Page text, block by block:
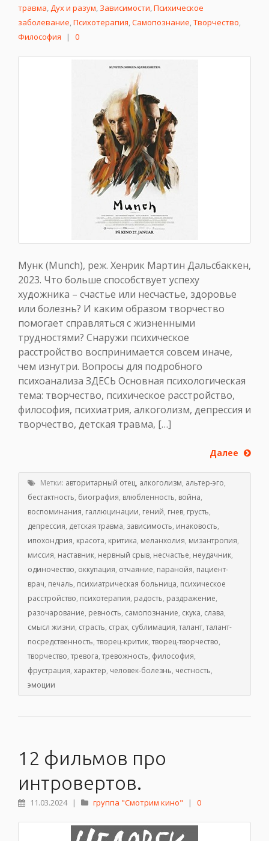
травма,Дух и разум, Зависимости,Психическое
заболевание,Психотерапия,Самопознание,Творчество,
Философия
| 0
Мунк (Munch), реж. Хенрик Мартин Дальсбаккен,
2023. Что больше способствует успеху
художника – счастье или несчастье, здоровье
или болезнь? И каким образом творчество
помогает справляться с жизненными
трудностями? Снаружи психическое
расстройство воспринимается совсем иначе,
чем изнутри. Вопросы для подробного
психоанализа ЗДЕСЬ Основная психологическая
тема: творчество, психическое расстройство,
философия, психиатрия, алкоголизм, депрессия и
творчество, детская травма, […]
Далее
Метки: авторитарный отец, алкоголизм, альтер-эго,
бестактность, биография, влюбленность, война,
воспоминания, галлюцинации, гений, гнев, грусть,
депрессия, детская травма, зависимость, инаковость,
ипохондрия, красота, критика, меланхолия, мизантропия,
миссия, наставник, нервный срыв, несчастье, неудачник,
одиночество, оккупация, отчаяние, паранойя, пациент-
врач, печаль, психиатрическая больница, психическое
расстройство, психотерапия, радость, раздражение,
разочарование, ревность, самопознание, скука, слава,
смысл жизни, страсть, страх, сублимация,талант,талант-
посредственность,творец-критик,творец-творчество,
творчество,тревога,тревожность, философия,
фрустрация, характер, человек-болезнь, честность,
эмоции
12 фильмов про
интровертов.
11.03.2024 | группа "Смотрим кино" | 0